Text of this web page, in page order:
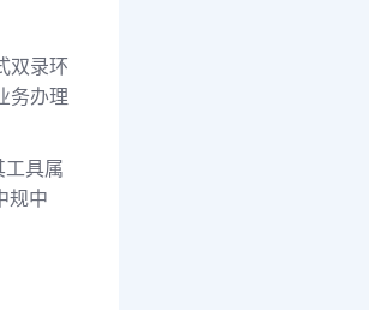
双录环
务办理
具属
规中